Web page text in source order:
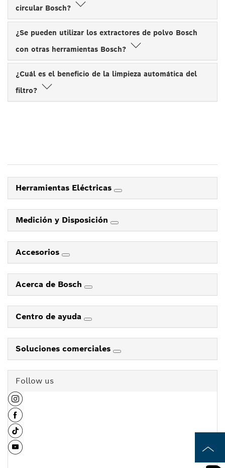
circular Bosch?
¿Se pueden utilizar los extractores de polvo Bosch
con otras herramientas Bosch?
¿Cuál es el beneficio de la limpieza automática del
filtro?
Herramientas Eléctricas
Medición y Disposición
Accesorios
Acerca de Bosch
Centro de ayuda
Soluciones comerciales
Follow us